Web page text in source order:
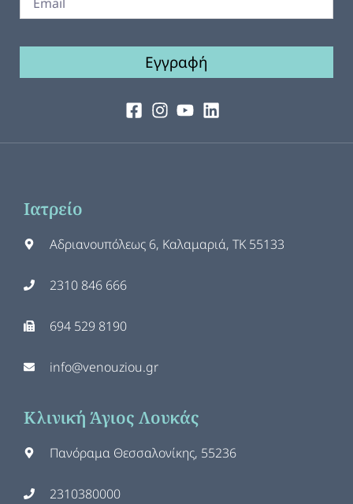
Εγγραφή
Ιατρείο
Αδριανουπόλεως 6, Καλαμαριά, ΤΚ 55133
2310 846 666
694 529 8190
info@venouziou.gr
Κλινική Άγιος Λουκάς
Πανόραμα Θεσσαλονίκης, 55236
2310380000